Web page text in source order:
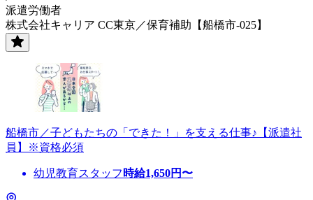
派遣労働者
株式会社キャリア CC東京／保育補助【船橋市-025】
船橋市／子どもたちの「できた！」を支える仕事♪【派遣社
員】※資格必須
幼児教育スタッフ 時給1,650円〜